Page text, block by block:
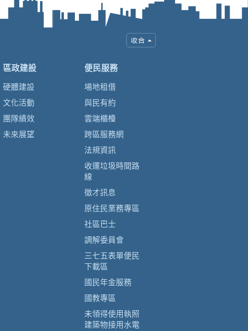
區政建設
硬體建設
文化活動
團隊績效
未來展望
便民服務
場地租借
與民有約
雲端櫃檯
跨區服務網
法規資訊
收運垃圾時間路
線
徵才訊息
原住民業務專區
社區巴士
調解委員會
三七五表單便民
下載區
國民年金服務
國教專區
未領得使用執照
建築物接用水電